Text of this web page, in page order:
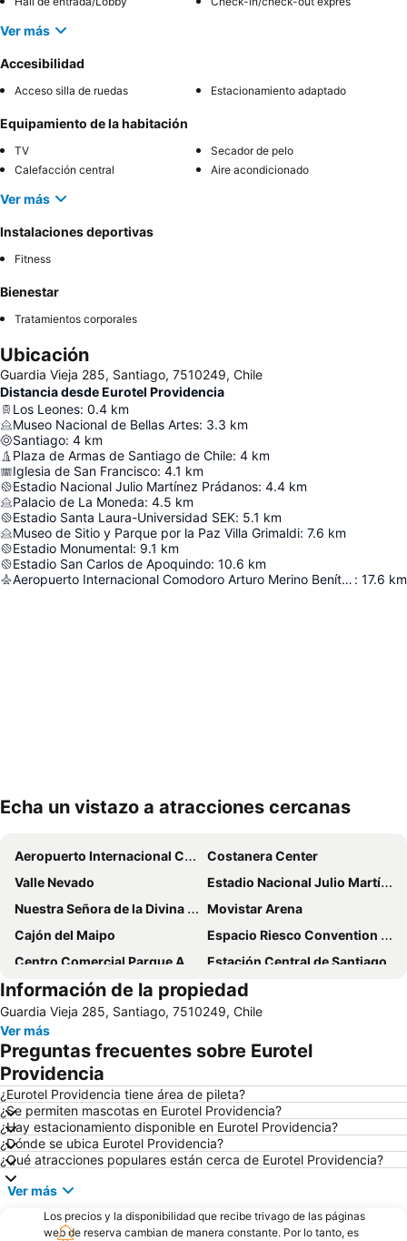
Ver más
Accesibilidad
Acceso silla de ruedas Estacionamiento adaptado
Equipamiento de la habitación
TV
Secador de pelo
Calefacción central
Aire acondicionado
Ver más
Instalaciones deportivas
Fitness
Bienestar
Tratamientos corporales
Ubicación
Guardia Vieja 285, Santiago, 7510249, Chile
Distancia desde Eurotel Providencia
Los Leones: 0.4 km
Museo Nacional de Bellas Artes: 3.3 km
Santiago: 4 km
Plaza de Armas de Santiago de Chile: 4 km
Iglesia de San Francisco: 4.1 km
Estadio Nacional Julio Martínez Prádanos: 4.4 km
Palacio de La Moneda: 4.5 km
Estadio Santa Laura-Universidad SEK: 5.1 km
Museo de Sitio y Parque por la Paz Villa Grimaldi: 7.6 km
Estadio Monumental: 9.1 km
Estadio San Carlos de Apoquindo: 10.6 km
Aeropuerto Internacional Comodoro Arturo Merino Benítez : 17.6 km
Echa un vistazo a atracciones cercanas
Aeropuerto Internacional Comodoro Arturo Merino Benítez
Costanera Center
Valle Nevado
Estadio Nacional Julio Martínez Prádanos
Nuestra Señora de la Divina Providencia
Movistar Arena
Cajón del Maipo
Espacio Riesco Convention Center
Centro Comercial Parque Arauco
Estación Central de Santiago
Estadio Monumental David Arellano
Parque Bustamante
Barrio Lastarria
Cerro San Cristóbal
La Parva
Universidad de Chile
El Colorado
Barrio Bellavista
Plaza de Armas
Centro Comercial Mall del Centro
Metro de Santiago
Información de la propiedad
Guardia Vieja 285, Santiago, 7510249, Chile
Ver más
Preguntas frecuentes sobre Eurotel
Providencia
¿Eurotel Providencia tiene área de pileta?
¿Se permiten mascotas en Eurotel Providencia?
¿Hay estacionamiento disponible en Eurotel Providencia?
¿Dónde se ubica Eurotel Providencia?
¿Qué atracciones populares están cerca de Eurotel Providencia?
Ver más
Los precios y la disponibilidad que recibe trivago de las páginas
web de reserva cambian de manera constante. Por lo tanto, es